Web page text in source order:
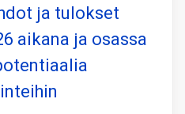
ja tulokset
aikana ja osassa